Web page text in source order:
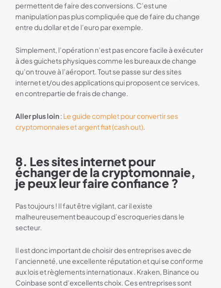
permettent de faire des conversions. C’est une
manipulation pas plus compliquée que de faire du change
entre du dollar et de l’euro par exemple.
Simplement, l’opération n’est pas encore facile à exécuter
à des guichets physiques comme les bureaux de change
qu’on trouve à l’aéroport. Tout se passe sur des sites
internet et/ou des applications qui proposent ce services,
en contrepartie de frais de change.
Aller plus loin: Le guide complet pour convertir ses
cryptomonnaies et argent fiat (cash out)
8. Les sites internet pour
échanger de la cryptomonnaie,
je peux leur faire confiance ?
Pas toujours ! Il faut être vigilant, car il existe
malheureusement beaucoup d’escroqueries dans le
secteur.
Il est donc important de choisir des entreprises avec de
l’ancienneté, une excellente réputation et qui se conforme
aux lois et règlements internationaux . Kraken, Binance ou
Coinbase sont d’excellents choix. Ces entreprises sont